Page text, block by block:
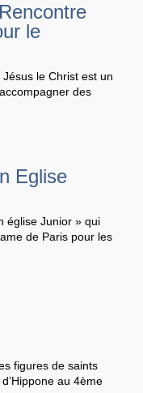
le
le Christ est un
des
Eglise
église Junior » qui
de Paris pour les
figures de saints
au 4ème